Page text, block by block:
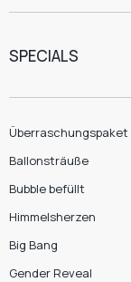
SPECIALS
Überraschungspaket
Ballonsträuße
Bubble befüllt
Himmelsherzen
Big Bang
Gender Reveal